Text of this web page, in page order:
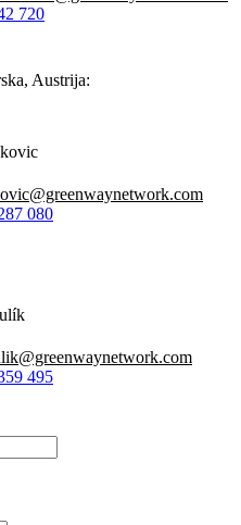
720
Austrija:
080
495